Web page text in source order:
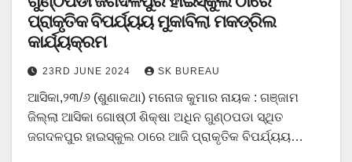
ପ୍ରାକୃତିକ ବିପର୍ଯ୍ୟୟ ମୁକାବିଲା ମକଡ୍ରିଲ
କାର୍ଯ୍ୟକ୍ରମ
23RD JUNE 2024 SK BUREAU
ଆସିକା,୨୩/୬ (ଶୁଣାକଥା) ମନୋଜ କୁମାର ନାୟକ : ଗଞ୍ଜାମ
ଜିଲ୍ଲା ଆସିକା ଗୋଷ୍ଠୀ ଶିକ୍ଷା ଅଧିନ ଗୁଣ୍ଠପଡା ସ୍ଥିତ
ଜଗଦଳପୁର ହାଇସ୍କୁଲ ଠାରେ ଆଜି ପ୍ରାକୃତିକ ବିପର୍ଯ୍ୟୟ…